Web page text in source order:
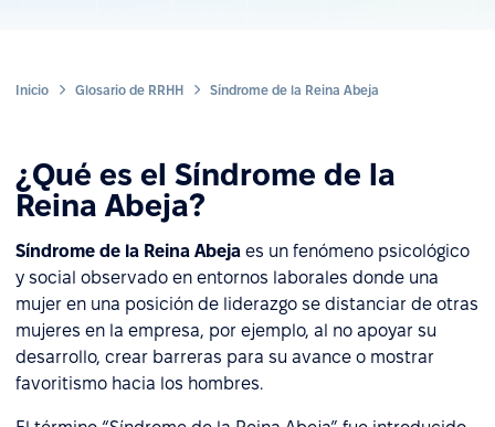
Inicio Glosario de RRHH Síndrome de la Reina Abeja
¿Qué es el Síndrome de la
Reina Abeja?
Síndrome de la Reina Abeja es un fenómeno psicológico
y social observado en entornos laborales donde una
mujer en una posición de liderazgo se distanciar de otras
mujeres en la empresa, por ejemplo, al no apoyar su
desarrollo, crear barreras para su avance o mostrar
favoritismo hacia los hombres.